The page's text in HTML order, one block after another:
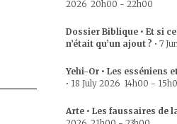
2026 20h00 - 22h00
Dossier Biblique • Et si
n’était qu’un ajout ? • 7
Yehi-Or • Les esséniens
• 18 July 2026 14h00 -
Arte • Les faussaires de